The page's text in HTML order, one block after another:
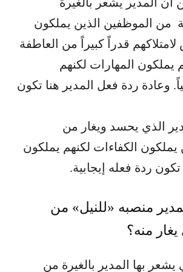
من الموظفين الذين يملكون
لامتلاكهم قدراً كبيراً من العاطفة
يملكون المهارات لكنهم
وعادة ردة فعل المدير هنا تكون
الذي يحسد ويغار من
يملكون الكفاءات لكنهم يملكون
ردة فعله إيجابية.
منصبه «للنيل» من
منه؟
يشعر بها المدير بالغيرة من